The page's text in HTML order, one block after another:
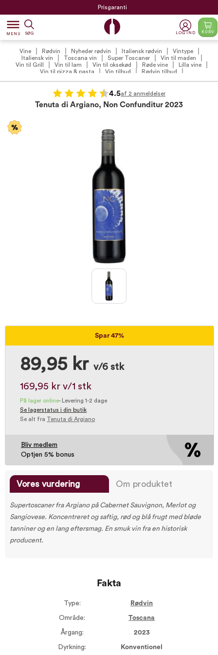
Prisgaranti
dehaze
MENU SØG LOG IND KURV
Vine Rødvin Nyheder rødvin Italiensk rødvin
Vintype
Italiensk vin
Toscana vin Super Toscaner
Vin til maden
Vin til Grill
Vin til lam Vin til oksekød Røde vine
Lilla vine
Vin til pizza & pasta
Vin tilbud
Rødvin tilbud
4.5af 2 anmeldelser
Tenuta di Argiano, Non Confunditur 2023
Spar 47%
89,95 kr v/6 stk
169,95 kr v/1 stk
På lager online-
Levering 1-2 dage
Se lagerstatus i din butik
Se alt fra Tenuta di Argiano
Bliv medlem
Optjen 5% bonus
Vores vurdering Om produktet
Supertoscaner fra Argiano på Cabernet Sauvignon, Merlot og
Sangiovese. Koncentreret og saftig, rød og blå frugt med bløde
tanniner og en lang eftersmag. En smuk vin fra en historisk
producent.
Fakta
Type: Rødvin
Område: Toscana
Årgang: 2023
Dyrkning: Konventionel